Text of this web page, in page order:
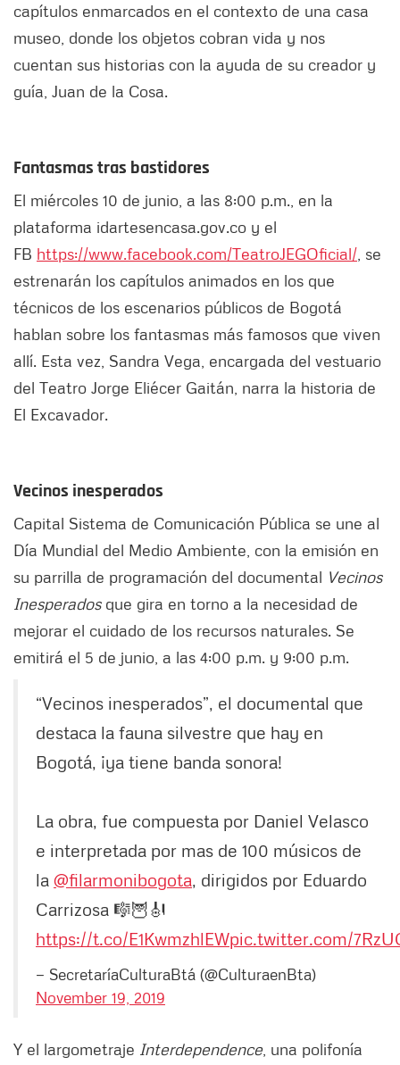
capítulos enmarcados en el contexto de una casa
museo, donde los objetos cobran vida y nos
cuentan sus historias con la ayuda de su creador y
guía, Juan de la Cosa.
Fantasmas tras bastidores
El miércoles 10 de junio, a las 8:00 p.m., en la
plataforma idartesencasa.gov.co y el
FB https://www.facebook.com/TeatroJEGOficial/ , se
estrenarán los capítulos animados en los que
técnicos de los escenarios públicos de Bogotá
hablan sobre los fantasmas más famosos que viven
allí. Esta vez, Sandra Vega, encargada del vestuario
del Teatro Jorge Eliécer Gaitán, narra la historia de
El Excavador.
Vecinos inesperados
Capital Sistema de Comunicación Pública se une al
Día Mundial del Medio Ambiente, con la emisión en
su parrilla de programación del documental Vecinos
Inesperadosque gira en torno a la necesidad de
mejorar el cuidado de los recursos naturales. Se
emitirá el 5 de junio, a las 4:00 p.m. y 9:00 p.m.
“Vecinos inesperados”, el documental que
destaca la fauna silvestre que hay en
Bogotá, ¡ya tiene banda sonora!
La obra, fue compuesta por Daniel Velasco
e interpretada por mas de 100 músicos de
la @filarmonibogota, dirigidos por Eduardo
Carrizosa 🎼🦉🎻
https://t.co/E1KwmzhlEWpic.twitter.com/
— SecretaríaCulturaBtá (@CulturaenBta)
November 19, 2019
Y el largometraje Interdependence, una polifonía